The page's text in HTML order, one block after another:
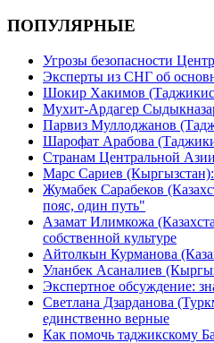
ПОПУЛЯРНЫЕ
Угрозы безопасности
Эксперты из СНГ об
Шокир Хакимов
Мухит-Ардагер
Парвиз Муллоджанов
Шарофат Арабова
Странам Центральной
Марс Сариев (Кыргызстан):
Жумабек Сарабеков
пояс, один путь"
Азамат Илимкожа
собственной культуре
Айтолкын Курманова
Уланбек Асаналиев
Экспертное обсуждение:
Светлана Дзарданова
единственно верные
Как помочь таджикскому